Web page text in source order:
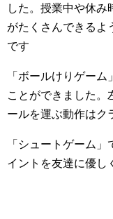
した。授業中や休み
がたくさんできるよ
です
「ボールけりゲー
ことができました。
ールを運ぶ動作はク
「シュートゲーム
イントを友達に優し